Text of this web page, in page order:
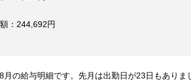
：244,692円
月の給与明細です。先月は出勤日が23日もありま